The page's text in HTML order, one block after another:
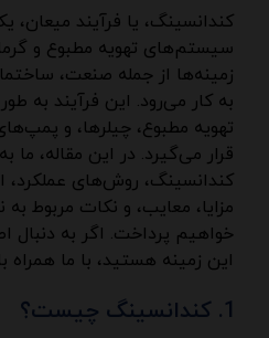
کندانسینگ، یا فرآیند میعان،
سیستم‌های تهویه مطبوع و
زمینه‌ها از جمله صنعت،
به کار می‌رود. این فرآیند به
تهویه مطبوع، چیلرها، و
قرار می‌گیرد. در این مقاله،
کندانسینگ، روش‌های عملکرد،
مزایا، معایب، و نکات مربوط
خواهیم پرداخت. اگر به دنبال
این زمینه هستید، با ما همراه
کندانسینگ چیست؟